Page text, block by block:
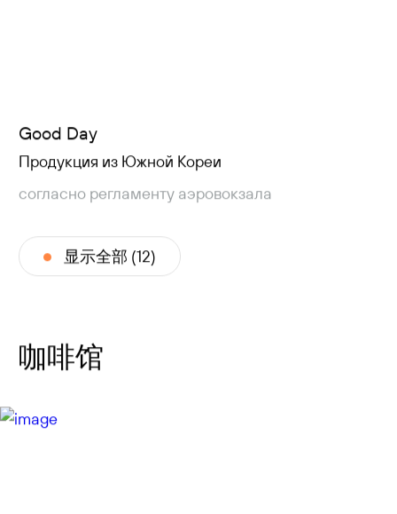
Good Day
Продукция из Южной Кореи
согласно регламенту аэровокзала
显示全部 (12)
咖啡馆